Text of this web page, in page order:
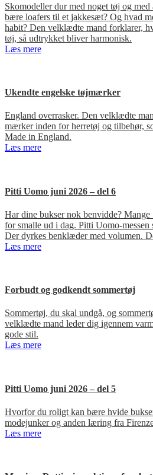
Skomodeller dur med noget tøj og
bære loafers til et jakkesæt? Og hvad
habit? Den velklædte mand forklarer,
tøj, så udtrykket bliver harmonisk.
Læs mere
Ukendte engelske tøjmærker
England overrasker. Den velklædte
mærker inden for herretøj og tilbehør,
Made in England.
Læs mere
Pitti Uomo juni 2026 – del 6
Har dine bukser nok benvidde? Mange
for smalle ud i dag. Pitti Uomo-messen
Der dyrkes benklæder med volumen.
Læs mere
Forbudt og godkendt sommertøj
Sommertøj, du skal undgå, og
velklædte mand leder dig igennem
gode stil.
Læs mere
Pitti Uomo juni 2026 – del 5
Hvorfor du roligt kan bære hvide
modejunker og anden læring fra
Læs mere